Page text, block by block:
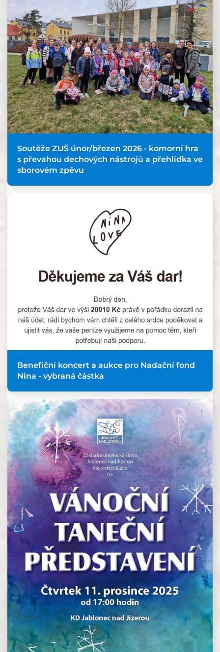
Soutěže ZUŠ únor/březen 2026 - komorní hra
s převahou dechových nástrojů a přehlídka ve
sborovém zpěvu
Benefiční koncert a aukce pro Nadační fond
Nina - vybraná částka